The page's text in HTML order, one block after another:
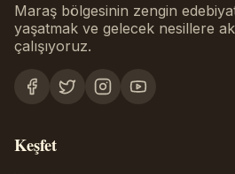
Maraş bölgesinin zengin
yaşatmak ve gelecek nesillere
çalışıyoruz.
Keşfet